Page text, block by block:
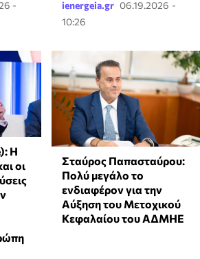
-
ienergeia.gr 06.19.2026 -
10:26
Η
οι
Σταύρος Παπασταύρου:
Πολύ μεγάλο το
ενδιαφέρον για την
Αύξηση του Μετοχικού
Κεφαλαίου του ΑΔΜΗΕ